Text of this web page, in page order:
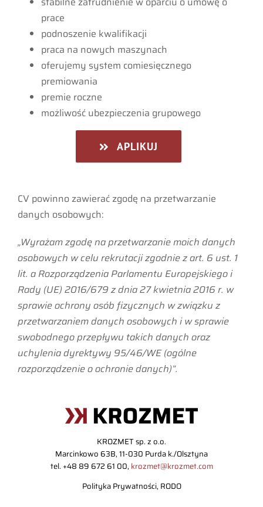
prace
podnoszenie kwalifikacji
praca na nowych maszynach
oferujemy system comiesięcznego
premiowania
premie roczne
możliwość ubezpieczenia grupowego
APLIKUJ
CV powinno zawierać zgodę na przetwarzanie
danych osobowych:
„Wyrażam zgodę na przetwarzanie moich danych
osobowych w celu rekrutacji zgodnie z art. 6 ust. 1
lit. a Rozporządzenia Parlamentu Europejskiego i
Rady (UE) 2016/679 z dnia 27 kwietnia 2016 r. w
sprawie ochrony osób fizycznych w związku z
przetwarzaniem danych osobowych i w sprawie
swobodnego przepływu takich danych oraz
uchylenia dyrektywy 95/46/WE (ogólne
rozporządzenie o ochronie danych)”.
KROZMET sp. z o.o.
Marcinkowo 63B, 11-030 Purda k./Olsztyna
tel. +48 89 672 61 00, krozmet@krozmet.com
Polityka Prywatności, RODO